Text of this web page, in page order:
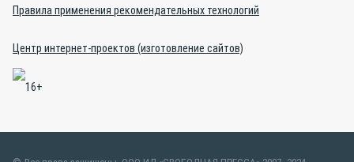
Правила применения рекомендательных технологий
Центр интернет-проектов (изготовление сайтов)